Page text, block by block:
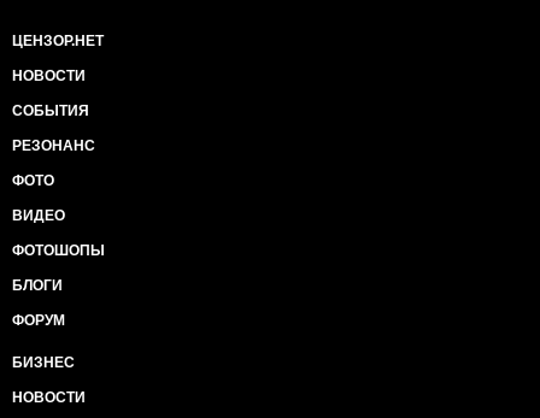
ЦЕНЗОР.НЕТ
НОВОСТИ
СОБЫТИЯ
РЕЗОНАНС
ФОТО
ВИДЕО
ФОТОШОПЫ
БЛОГИ
ФОРУМ
БИЗНЕС
НОВОСТИ